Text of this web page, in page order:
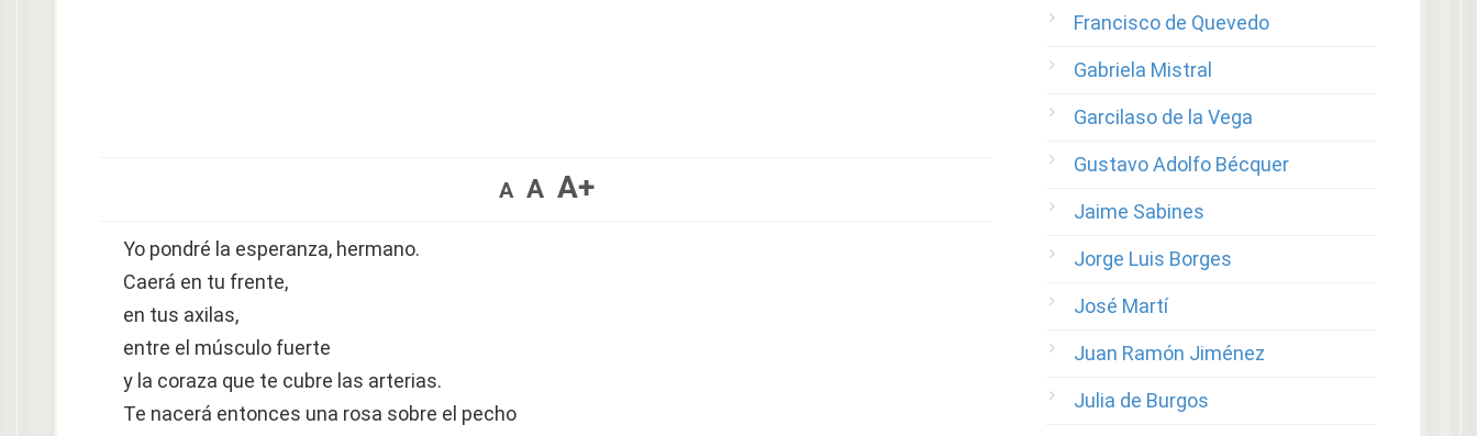
A A A+
Yo pondré la esperanza, hermano.
Caerá en tu frente,
en tus axilas,
entre el músculo fuerte
y la coraza que te cubre las arterias.
Te nacerá entonces una rosa sobre el pecho
Francisco de Quevedo
Gabriela Mistral
Garcilaso de la Vega
Gustavo Adolfo Bécquer
Jaime Sabines
Jorge Luis Borges
José Martí
Juan Ramón Jiménez
Julia de Burgos